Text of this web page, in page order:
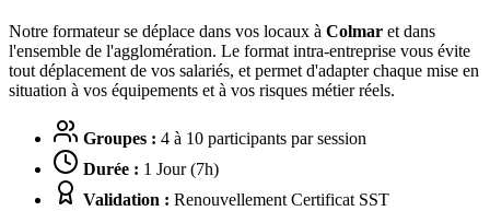
Notre formateur se déplace dans vos locaux à Colmar et dans
l'ensemble de l'agglomération. Le format intra-entreprise vous évite
tout déplacement de vos salariés, et permet d'adapter chaque mise en
situation à vos équipements et à vos risques métier réels.
Groupes : 4 à 10 participants par session
Durée : 1 Jour (7h)
Validation : Renouvellement Certificat SST